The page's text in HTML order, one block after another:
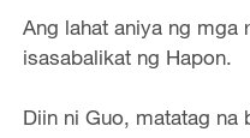
Ang lahat aniya ng mga
isasabalikat ng Hapon.
Diin ni Guo, matatag na